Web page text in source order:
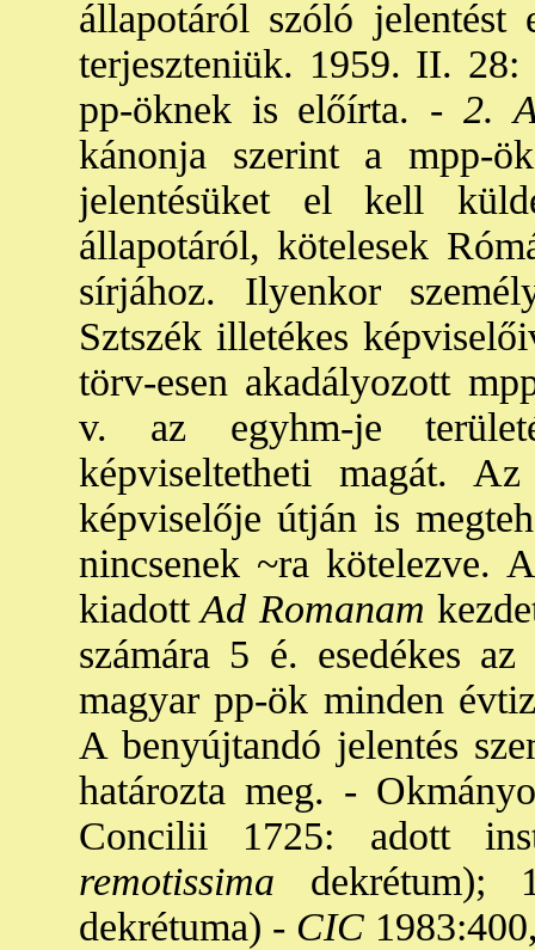
állapotáról szóló
terjeszteniük. 1959. II.
pp-öknek is előírta. - 2.
kánonja szerint a mpp-
jelentésüket el kell
állapotáról, kötelesek
sírjához. Ilyenkor
Sztszék illetékes
törv-esen akadályozott
v. az egyhm-je
képviseltetheti magát. Az
képviselője útján is
nincsenek ~ra kötelezve.
kiadottAd Romanam
számára 5 é. esedékes
magyar pp-ök minden
A benyújtandó jelentés
határozta meg. -
Concilii 1725: adott
remotissima dekrétum);
dekrétuma) - CIC